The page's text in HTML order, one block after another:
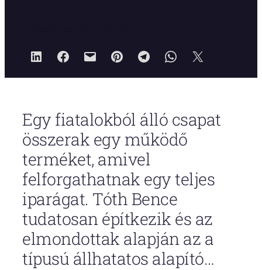
Egy fiatalokból álló csapat
összerak egy működő
terméket, amivel
felforgathatnak egy teljes
iparágat. Tóth Bence
tudatosan építkezik és az
elmondottak alapján az a
típusú állhatatos alapító…